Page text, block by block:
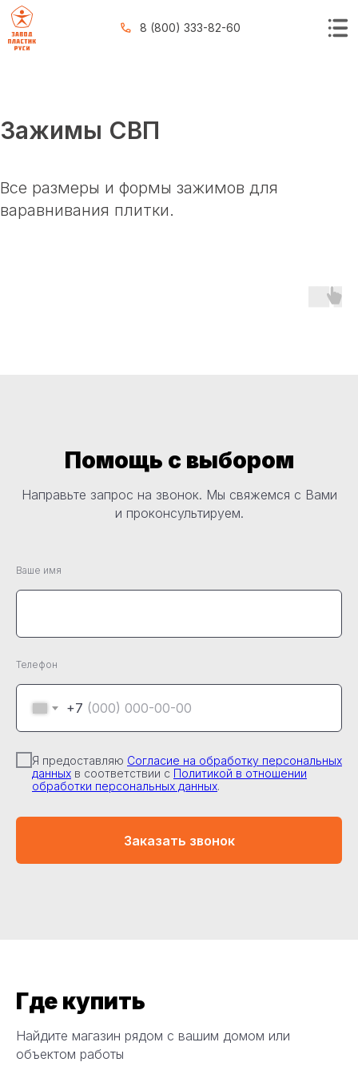
8 (800) 333-82-60
Зажимы СВП
Все размеры и формы зажимов для
варавнивания плитки.
Помощь с выбором
Направьте запрос на звонок. Мы свяжемся с Вами
и проконсультируем.
Ваше имя
Телефон
+7
Я предоставляю Согласие на обработку персональных
данных в соответствии с Политикой в отношении
обработки персональных данных.
Заказать звонок
Где купить
Найдите магазин рядом с вашим домом или
объектом работы